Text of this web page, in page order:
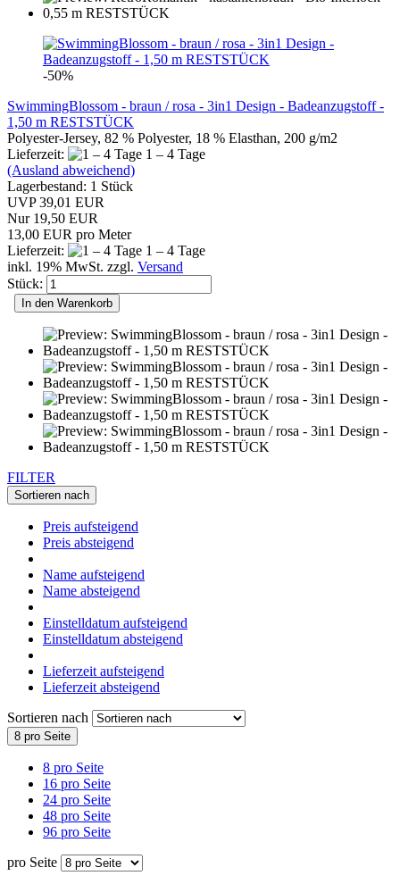
-50%
SwimmingBlossom - braun / rosa - 3in1 Design - Badeanzugstoff -
1,50 m RESTSTÜCK
Polyester-Jersey, 82 % Polyester, 18 % Elasthan, 200 g/m2
Lieferzeit:
1 – 4 Tage
(Ausland abweichend)
Lagerbestand: 1 Stück
UVP 39,01 EUR
Nur 19,50 EUR
13,00 EUR pro Meter
Lieferzeit:
1 – 4 Tage
inkl. 19% MwSt. zzgl. Versand
Stück:
In den Warenkorb
FILTER
Sortieren nach
Preis aufsteigend
Preis absteigend
Name aufsteigend
Name absteigend
Einstelldatum aufsteigend
Einstelldatum absteigend
Lieferzeit aufsteigend
Lieferzeit absteigend
Sortieren nach
8 pro Seite
8 pro Seite
16 pro Seite
24 pro Seite
48 pro Seite
96 pro Seite
pro Seite